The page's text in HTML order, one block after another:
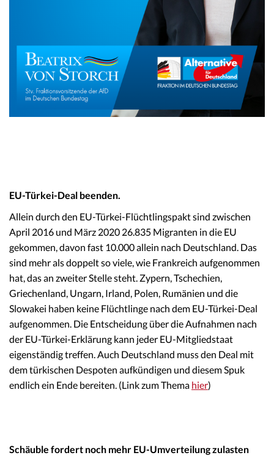
EU-Türkei-Deal beenden.
Allein durch den EU-Türkei-Flüchtlingspakt sind zwischen
April 2016 und März 2020 26.835 Migranten in die EU
gekommen, davon fast 10.000 allein nach Deutschland. Das
sind mehr als doppelt so viele, wie Frankreich aufgenommen
hat, das an zweiter Stelle steht. Zypern, Tschechien,
Griechenland, Ungarn, Irland, Polen, Rumänien und die
Slowakei haben keine Flüchtlinge nach dem EU-Türkei-Deal
aufgenommen. Die Entscheidung über die Aufnahmen nach
der EU-Türkei-Erklärung kann jeder EU-Mitgliedstaat
eigenständig treffen. Auch Deutschland muss den Deal mit
dem türkischen Despoten aufkündigen und diesem Spuk
endlich ein Ende bereiten. (Link zum Thema hier)
Schäuble fordert noch mehr EU-Umverteilung zulasten